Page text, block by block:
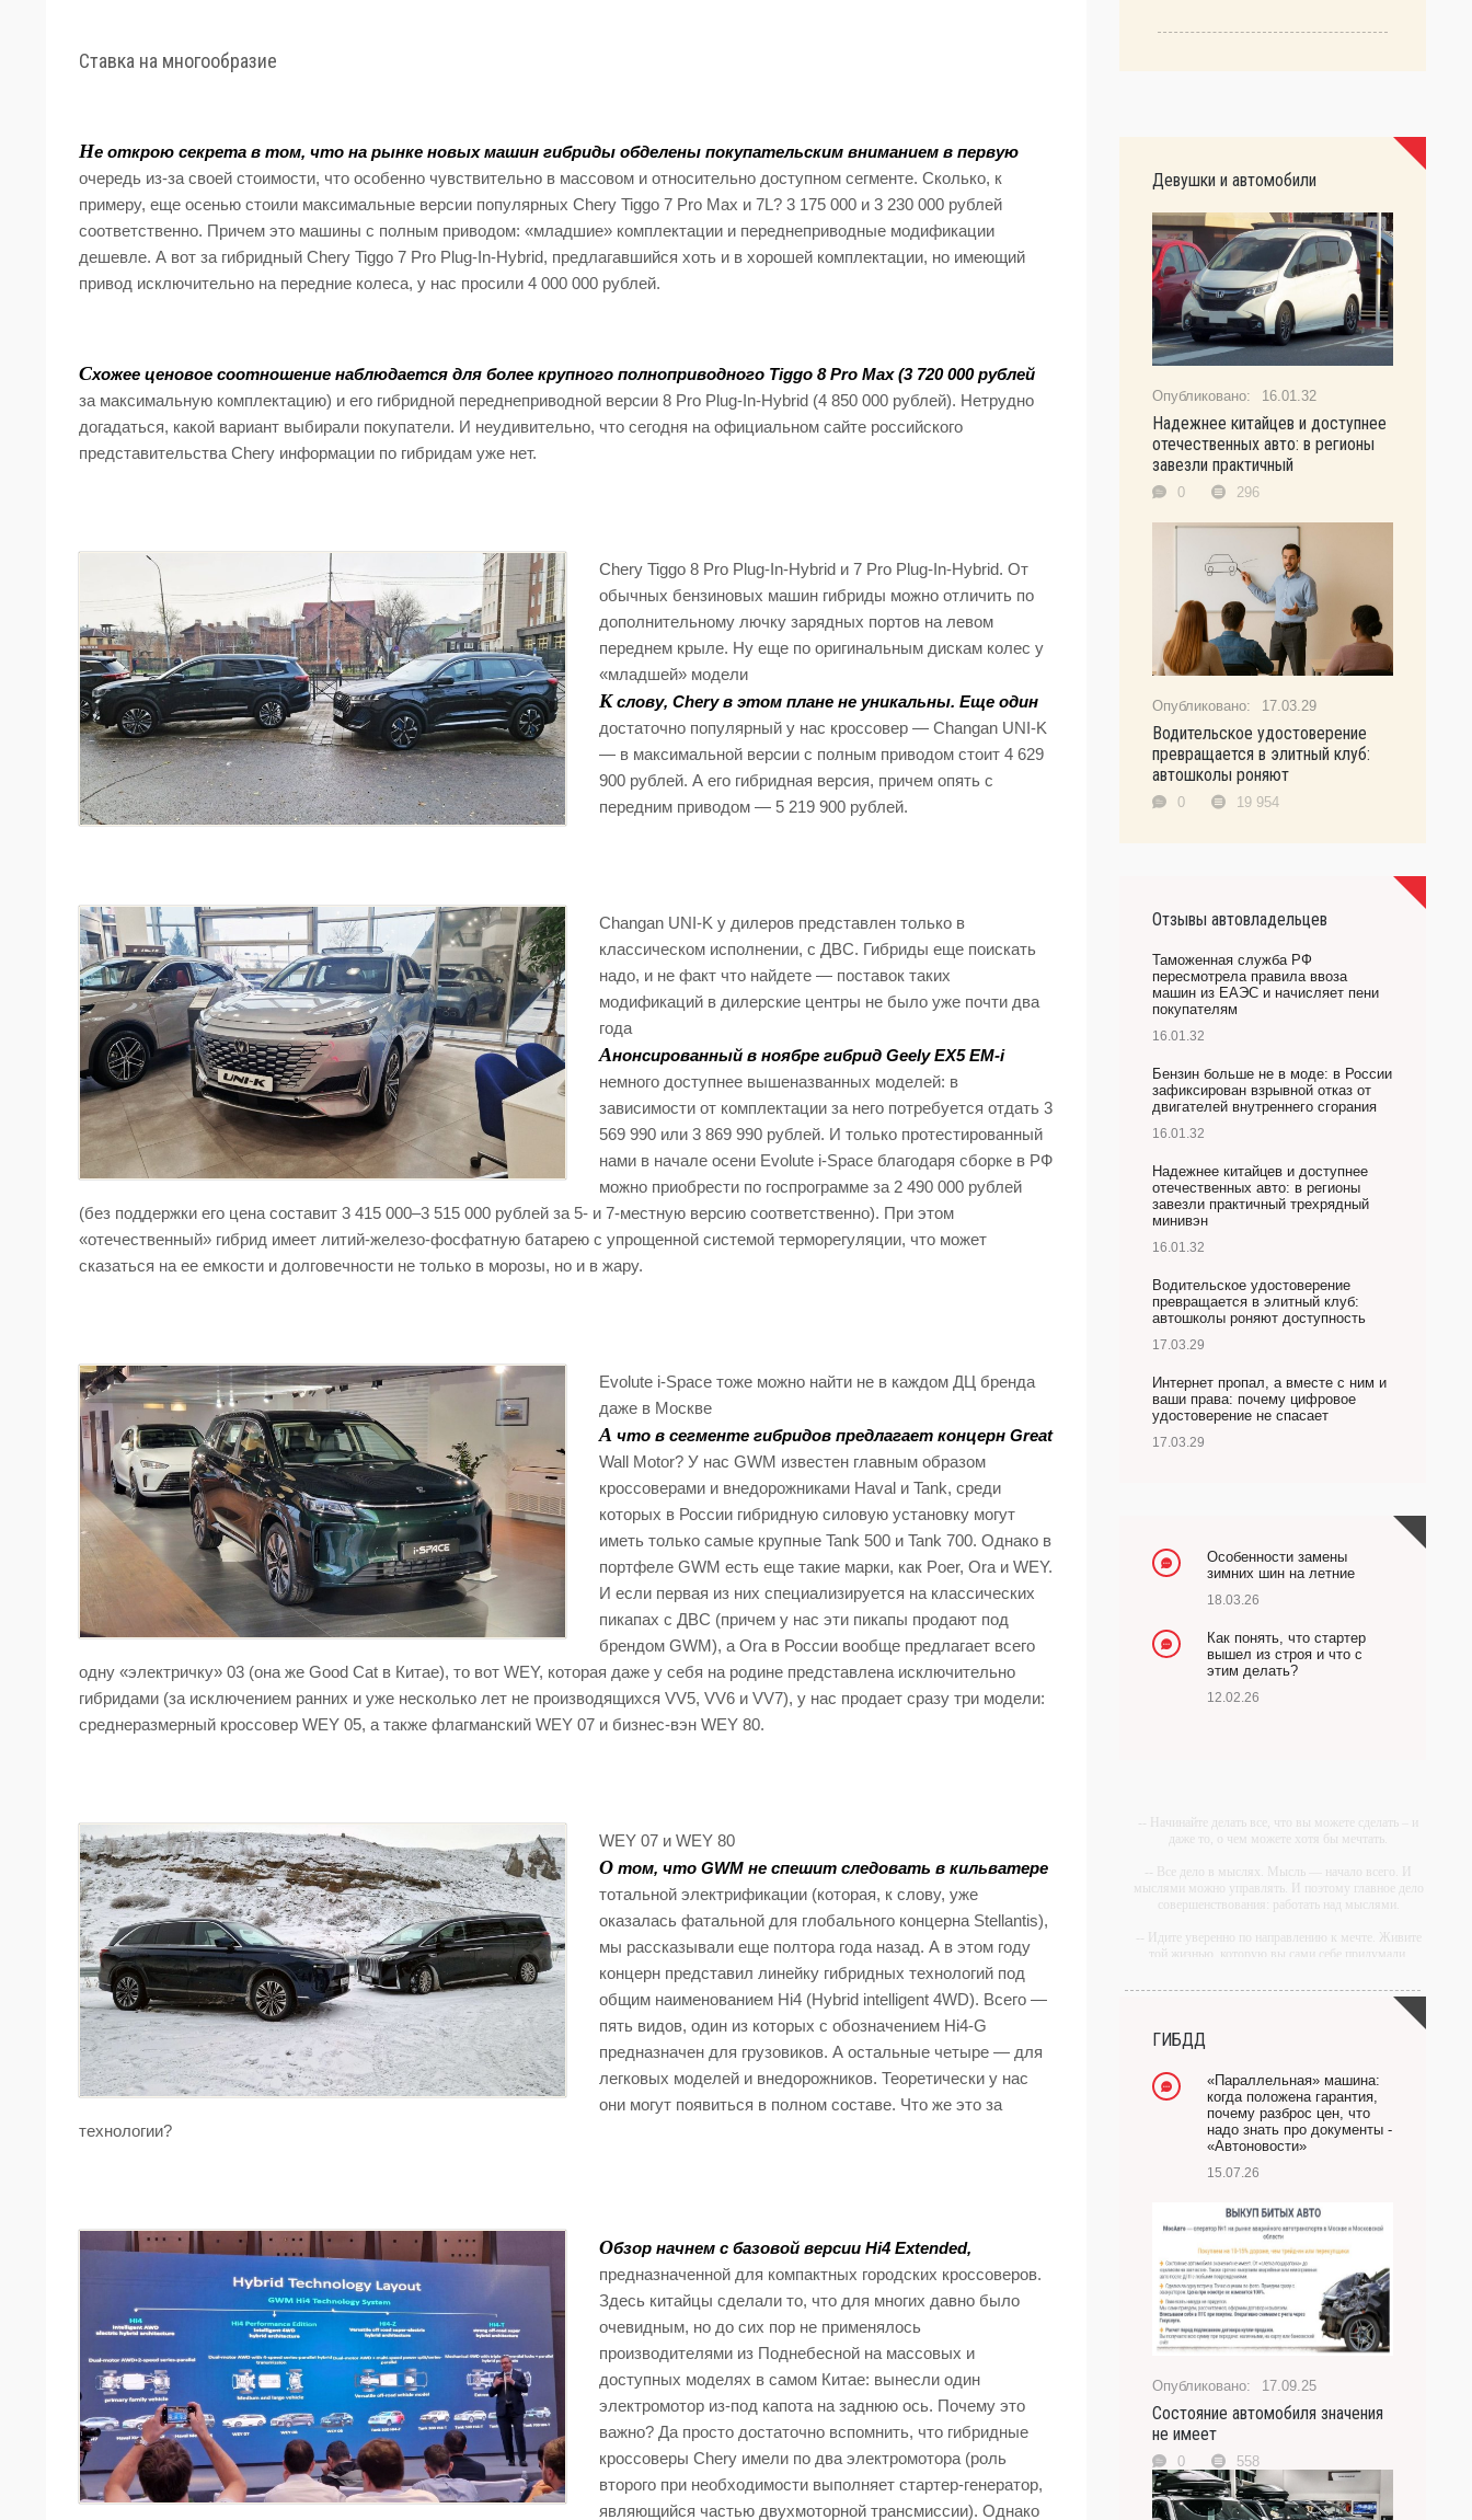
Ставка на многообразие
Не открою секрета в том, что на рынке новых машин гибриды обделены покупательским вниманием в первую
очередь из-за своей стоимости, что особенно чувствительно в массовом и относительно доступном сегменте. Сколько, к
примеру, еще осенью стоили максимальные версии популярных Chery Tiggo 7 Pro Max и 7L? 3 175 000 и 3 230 000 рублей
соответственно. Причем это машины с полным приводом: «младшие» комплектации и переднеприводные модификации
дешевле. А вот за гибридный Chery Tiggo 7 Pro Plug-In-Hybrid, предлагавшийся хоть и в хорошей комплектации, но имеющий
привод исключительно на передние колеса, у нас просили 4 000 000 рублей.
Схожее ценовое соотношение наблюдается для более крупного полноприводного Tiggo 8 Pro Max (3 720 000 рублей
за максимальную комплектацию) и его гибридной переднеприводной версии 8 Pro Plug-In-Hybrid (4 850 000 рублей). Нетрудно
догадаться, какой вариант выбирали покупатели. И неудивительно, что сегодня на официальном сайте российского
представительства Chery информации по гибридам уже нет.
Chery Tiggo 8 Pro Plug-In-Hybrid и 7 Pro Plug-In-Hybrid. От
обычных бензиновых машин гибриды можно отличить по
дополнительному лючку зарядных портов на левом
переднем крыле. Ну еще по оригинальным дискам колес у
«младшей» модели
К слову, Chery в этом плане не уникальны. Еще один
достаточно популярный у нас кроссовер — Changan UNI-K
— в максимальной версии с полным приводом стоит 4 629
900 рублей. А его гибридная версия, причем опять с
передним приводом — 5 219 900 рублей.
Changan UNI-K у дилеров представлен только в
классическом исполнении, с ДВС. Гибриды еще поискать
надо, и не факт что найдете — поставок таких
модификаций в дилерские центры не было уже почти два
года
Анонсированный в ноябре гибрид Geely EX5 EM-i
немного доступнее вышеназванных моделей: в
зависимости от комплектации за него потребуется отдать 3
569 990 или 3 869 990 рублей. И только протестированный
нами в начале осени Evolute i-Space благодаря сборке в РФ
можно приобрести по госпрограмме за 2 490 000 рублей
(без поддержки его цена составит 3 415 000–3 515 000 рублей за 5- и 7-местную версию соответственно). При этом
«отечественный» гибрид имеет литий-железо-фосфатную батарею с упрощенной системой терморегуляции, что может
сказаться на ее емкости и долговечности не только в морозы, но и в жару.
Evolute i-Space тоже можно найти не в каждом ДЦ бренда
даже в Москве
А что в сегменте гибридов предлагает концерн Great
Wall Motor? У нас GWM известен главным образом
кроссоверами и внедорожниками Haval и Tank, среди
которых в России гибридную силовую установку могут
иметь только самые крупные Tank 500 и Tank 700. Однако в
портфеле GWM есть еще такие марки, как Poer, Ora и WEY.
И если первая из них специализируется на классических
пикапах с ДВС (причем у нас эти пикапы продают под
брендом GWM), а Ora в России вообще предлагает всего
одну «электричку» 03 (она же Good Cat в Китае), то вот WEY, которая даже у себя на родине представлена исключительно
гибридами (за исключением ранних и уже несколько лет не производящихся VV5, VV6 и VV7), у нас продает сразу три модели:
среднеразмерный кроссовер WEY 05, а также флагманский WEY 07 и бизнес-вэн WEY 80.
WEY 07 и WEY 80
О том, что GWM не спешит следовать в кильватере
тотальной электрификации (которая, к слову, уже
оказалась фатальной для глобального концерна Stellantis),
мы рассказывали еще полтора года назад. А в этом году
концерн представил линейку гибридных технологий под
общим наименованием Hi4 (Hybrid intelligent 4WD). Всего —
пять видов, один из которых с обозначением Hi4-G
предназначен для грузовиков. А остальные четыре — для
легковых моделей и внедорожников. Теоретически у нас
они могут появиться в полном составе. Что же это за
технологии?
Обзор начнем с базовой версии Hi4 Extended,
предназначенной для компактных городских кроссоверов.
Здесь китайцы сделали то, что для многих давно было
очевидным, но до сих пор не применялось
производителями из Поднебесной на массовых и
доступных моделях в самом Китае: вынесли один
электромотор из-под капота на заднюю ось. Почему это
важно? Да просто достаточно вспомнить, что гибридные
кроссоверы Chery имели по два электромотора (роль
второго при необходимости выполняет стартер-генератор,
являющийся частью двухмоторной трансмиссии). Однако
Девушки и автомобили
16.01.32
Надежнее китайцев и доступнее
отечественных авто: в регионы
завезли практичный
0 296
17.03.29
Водительское удостоверение
превращается в элитный клуб:
автошколы роняют
0 19 954
Отзывы автовладельцев
Таможенная служба РФ
пересмотрела правила ввоза
машин из ЕАЭС и начисляет пени
покупателям
16.01.32
Бензин больше не в моде: в России
зафиксирован взрывной отказ от
двигателей внутреннего сгорания
16.01.32
Надежнее китайцев и доступнее
отечественных авто: в регионы
завезли практичный трехрядный
минивэн
16.01.32
Водительское удостоверение
превращается в элитный клуб:
автошколы роняют доступность
17.03.29
Интернет пропал, а вместе с ним и
ваши права: почему цифровое
удостоверение не спасает
17.03.29
Особенности замены
зимних шин на летние
18.03.26
Как понять, что стартер
вышел из строя и что с
этим делать?
12.02.26
-- Начинайте делать все, что вы можете сделать – и
даже то, о чем можете хотя бы мечтать.
-- Все дело в мыслях. Мысль — начало всего. И
мыслями можно управлять. И поэтому главное дело
совершенствования: работать над мыслями.
-- Идите уверенно по направлению к мечте. Живите
той жизнью, которую вы сами себе придумали.
-- Самое большое богатство — это ум. Самая
большая нищета — глупость. Из всех страхов самый
-- Лучшее, что можно сделать с хорошим советом,
это пропустить его мимо ушей. Он никогда не бывает
полезен никому, кроме того, кто его дал.
-- Люблю давать советы и очень не люблю, когда их
дают мне.
ГИБДД
«Параллельная» машина:
когда положена гарантия,
почему разброс цен, что
надо знать про документы -
«Автоновости»
15.07.26
17.09.25
Состояние автомобиля значения
не имеет
0 558